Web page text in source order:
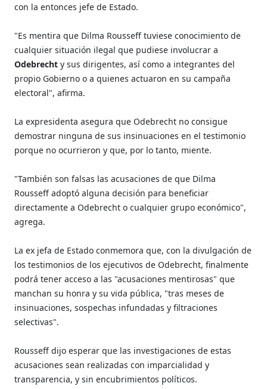
con la entonces jefe de Estado.
"Es mentira que Dilma Rousseff tuviese conocimiento de
cualquier situación ilegal que pudiese involucrar a
Odebrecht y sus dirigentes, así como a integrantes del
propio Gobierno o a quienes actuaron en su campaña
electoral", afirma.
La expresidenta asegura que Odebrecht no consigue
demostrar ninguna de sus insinuaciones en el testimonio
porque no ocurrieron y que, por lo tanto, miente.
"También son falsas las acusaciones de que Dilma
Rousseff adoptó alguna decisión para beneficiar
directamente a Odebrecht o cualquier grupo económico",
agrega.
La ex jefa de Estado conmemora que, con la divulgación de
los testimonios de los ejecutivos de Odebrecht, finalmente
podrá tener acceso a las "acusaciones mentirosas" que
manchan su honra y su vida pública, "tras meses de
insinuaciones, sospechas infundadas y filtraciones
selectivas".
Rousseff dijo esperar que las investigaciones de estas
acusaciones sean realizadas con imparcialidad y
transparencia, y sin encubrimientos políticos.